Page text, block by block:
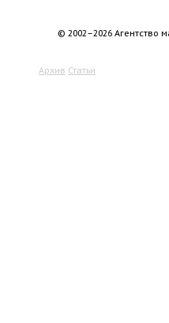
© 2002–2026 Агентство
Архив Статьи